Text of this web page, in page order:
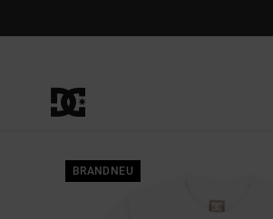
BRANDNEU